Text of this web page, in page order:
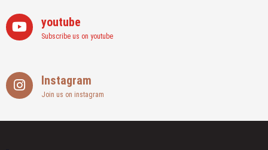
youtube
Subscribe us on youtube
Instagram
Join us on instagram